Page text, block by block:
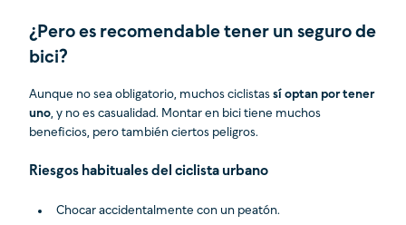
¿Pero es recomendable tener un seguro de
bici?
Aunque no sea obligatorio, muchos ciclistas sí optan por tener
uno, y no es casualidad. Montar en bici tiene muchos
beneficios, pero también ciertos peligros.
Riesgos habituales del ciclista urbano
Chocar accidentalmente con un peatón.